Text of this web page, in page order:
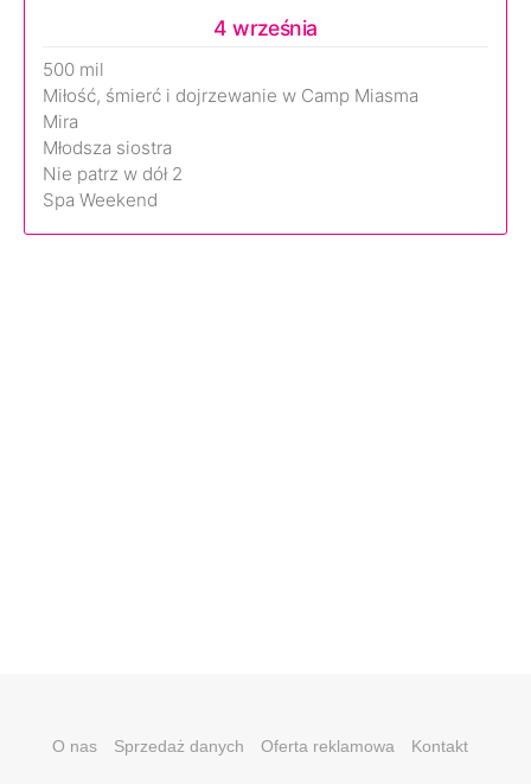
4 września
500 mil
Miłość, śmierć i dojrzewanie w Camp Miasma
Mira
Młodsza siostra
Nie patrz w dół 2
Spa Weekend
O nas Sprzedaż danych Oferta reklamowa Kontakt